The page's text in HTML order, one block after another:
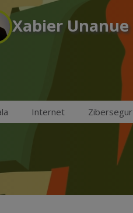
Xabier Unanue
Internet